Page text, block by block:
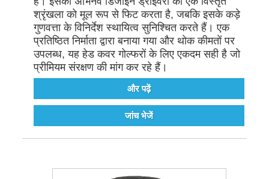
श्रृंखला को मूल रूप से फिट करता है, जबकि इसके कड़े
गुणवत्ता के विनिर्देश स्थायित्व सुनिश्चित करते हैं। एक
प्रतिष्ठित निर्माता द्वारा बनाया गया और थोक कीमतों पर
उपलब्ध, यह हेड कवर गोल्फरों के लिए एकदम सही है जो
प्रीमियम संरक्षण की मांग कर रहे हैं।
और पढ़ें
जांच भेजें